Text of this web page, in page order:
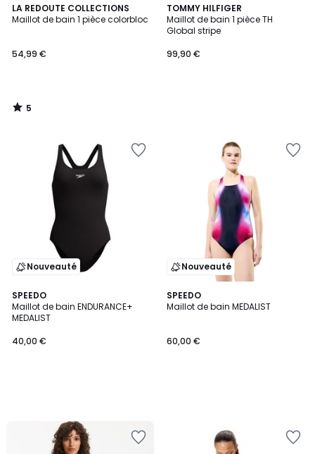
LA REDOUTE COLLECTIONS
Maillot de bain 1 pièce colorbloc
54,99 €
5
/
5
/
TOMMY HILFIGER
Maillot de bain 1 pièce TH
Global stripe
99,90 €
Nouveauté
SPEEDO
Maillot de bain ENDURANCE+
MEDALIST
40,00 €
Nouveauté
SPEEDO
Maillot de bain MEDALIST
60,00 €